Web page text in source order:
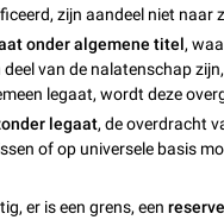
zijn aandeel niet naar
onder algemene titel,
deel van de nalatenschap
legaat, wordt deze
legaat, de overdracht
of op universele basis
er is een grens, eenreserve